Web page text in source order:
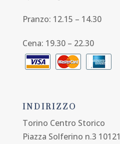
Pranzo: 12.15 – 14.30
Cena: 19.30 – 22.30
INDIRIZZO
Torino Centro Storico
Piazza Solferino n.3 10121